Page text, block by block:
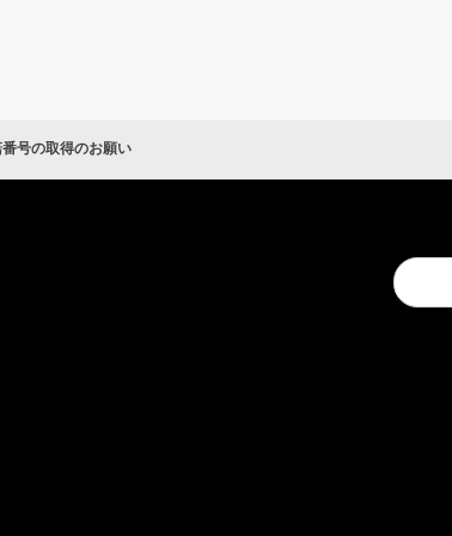
号の取得のお願い
Conduct
a
search